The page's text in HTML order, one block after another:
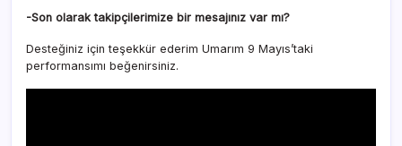
-Son olarak takipçilerimize bir mesajınız var mı?
Desteğiniz için teşekkür ederim Umarım 9 Mayıs’taki
performansımı beğenirsiniz.